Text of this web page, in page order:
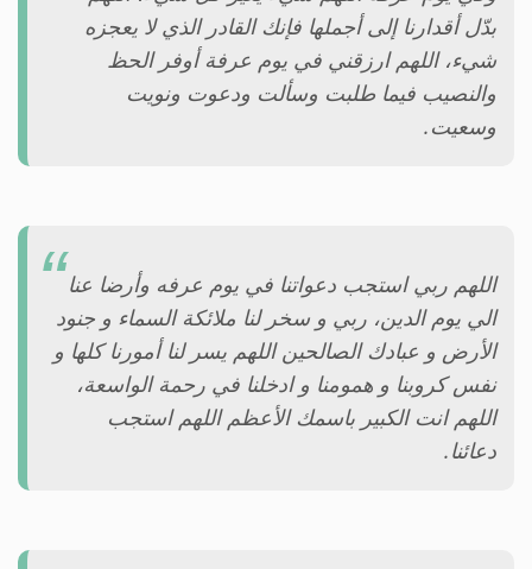
بدّل أقدارنا إلى أجملها فإنك القادر الذي لا يعجزه
شيء، اللهم ارزقني في يوم عرفة أوفر الحظ
والنصيب فيما طلبت وسألت ودعوت ونويت
وسعيت.
اللهم ربي استجب دعواتنا في يوم عرفه وأرضا عنا
الي يوم الدين، ربي و سخر لنا ملائكة السماء و جنود
الأرض و عبادك الصالحين اللهم يسر لنا أمورنا كلها و
نفس كروبنا و همومنا و ادخلنا في رحمة الواسعة،
اللهم انت الكبير باسمك الأعظم اللهم استجب
دعائنا.